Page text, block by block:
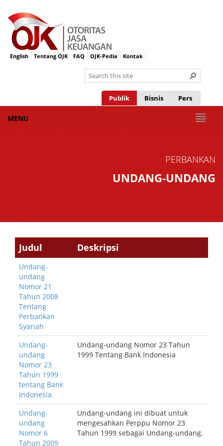
English Tentang OJK FAQ OJK-Pedia Kontak
Pers
Bisnis
Publik
MENU
PERBANKAN
UNDANG-UNDANG
Judul Deskripsi
Undang-
undang
Nomor 21
Tahun 2008
Tentang
Perbankan
Syariah
Undang-
undang
Nomor 23
Tahun 1999
tentang Bank
Indonesia
Undang-undang Nomor 23 Tahun
1999 Tentang Bank Indonesia
Undang-
undang
Nomor 6
Tahun 2009
Undang-undang ini dibuat untuk
mengesahkan Perppu Nomor 23
Tahun 1999 sebagai Undang-undang.